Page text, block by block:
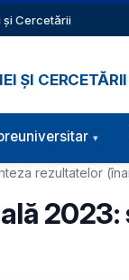
și Cercetării
ȘI CERCETĂRII
rezultatelor